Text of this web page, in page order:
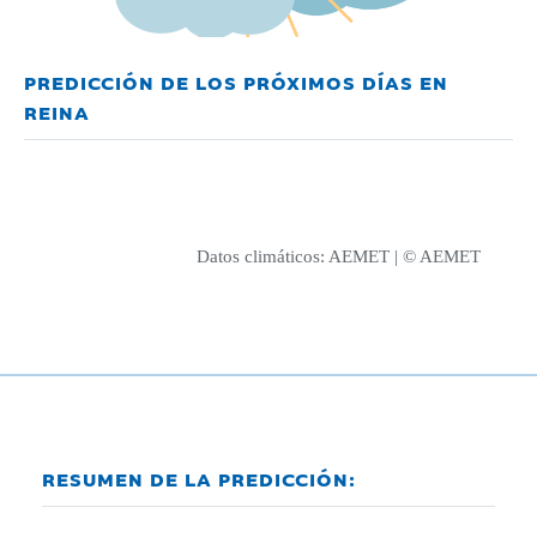
PREDICCIÓN DE LOS PRÓXIMOS DÍAS EN
REINA
Datos climáticos: AEMET | © AEMET
RESUMEN DE LA PREDICCIÓN: